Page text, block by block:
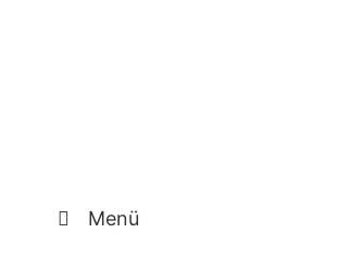
Menü